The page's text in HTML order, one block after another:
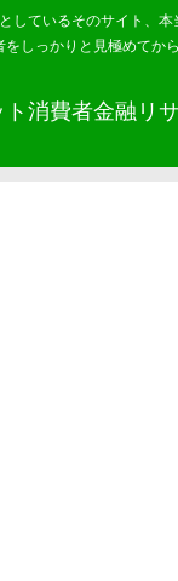
しているそのサイト、
をしっかりと見極めてか
ト消費者金融リ